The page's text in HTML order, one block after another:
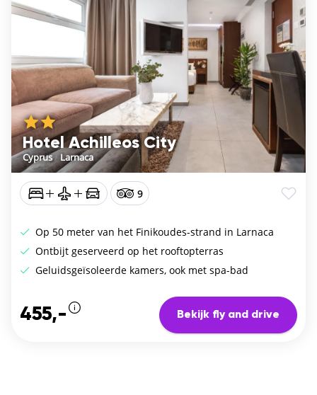
Hotel Achilleos City
Cyprus/Larnaca
9
Op 50 meter van het Finikoudes-strand in Larnaca
Ontbijt geserveerd op het rooftopterras
Geluidsgeïsoleerde kamers, ook met spa-bad
455,- Bekijk fly and drive